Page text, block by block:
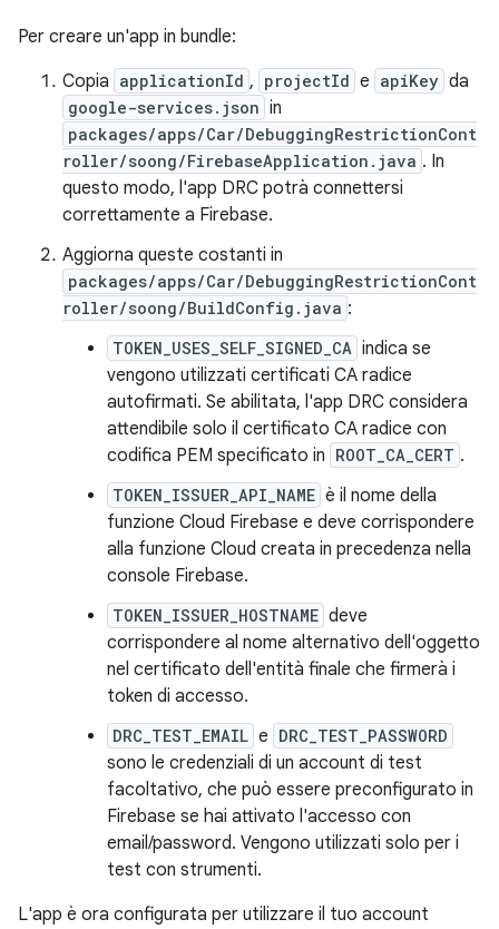
Per creare un'app in bundle:
Copia applicationId , projectId e apiKey da
google-services.json in
packages/apps/Car/DebuggingRestrictionCont
roller/soong/FirebaseApplication.java . In
questo modo, l'app DRC potrà connettersi
correttamente a Firebase.
Aggiorna queste costanti in
packages/apps/Car/DebuggingRestrictionCont
roller/soong/BuildConfig.java :
TOKEN_USES_SELF_SIGNED_CA indica se
vengono utilizzati certificati CA radice
autofirmati. Se abilitata, l'app DRC considera
attendibile solo il certificato CA radice con
codifica PEM specificato in ROOT_CA_CERT .
TOKEN_ISSUER_API_NAME è il nome della
funzione Cloud Firebase e deve corrispondere
alla funzione Cloud creata in precedenza nella
console Firebase.
TOKEN_ISSUER_HOSTNAME deve
corrispondere al nome alternativo dell'oggetto
nel certificato dell'entità finale che firmerà i
token di accesso.
DRC_TEST_EMAIL e DRC_TEST_PASSWORD
sono le credenziali di un account di test
facoltativo, che può essere preconfigurato in
Firebase se hai attivato l'accesso con
email/password. Vengono utilizzati solo per i
test con strumenti.
L'app è ora configurata per utilizzare il tuo account